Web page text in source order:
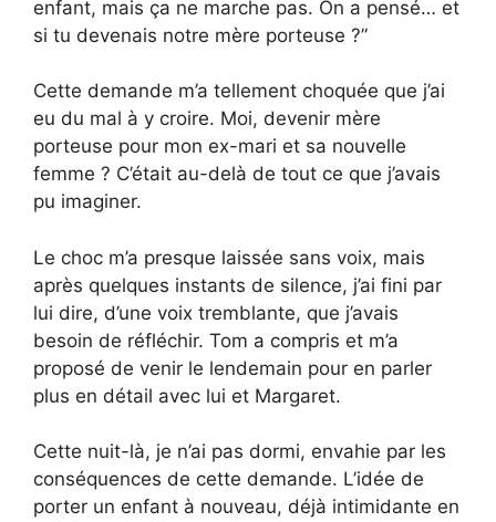
enfant, mais ça ne marche pas. On a pensé… et
si tu devenais notre mère porteuse ?”
Cette demande m’a tellement choquée que j’ai
eu du mal à y croire. Moi, devenir mère
porteuse pour mon ex-mari et sa nouvelle
femme ? C’était au-delà de tout ce que j’avais
pu imaginer.
Le choc m’a presque laissée sans voix, mais
après quelques instants de silence, j’ai fini par
lui dire, d’une voix tremblante, que j’avais
besoin de réfléchir. Tom a compris et m’a
proposé de venir le lendemain pour en parler
plus en détail avec lui et Margaret.
Cette nuit-là, je n’ai pas dormi, envahie par les
conséquences de cette demande. L’idée de
porter un enfant à nouveau, déjà intimidante en